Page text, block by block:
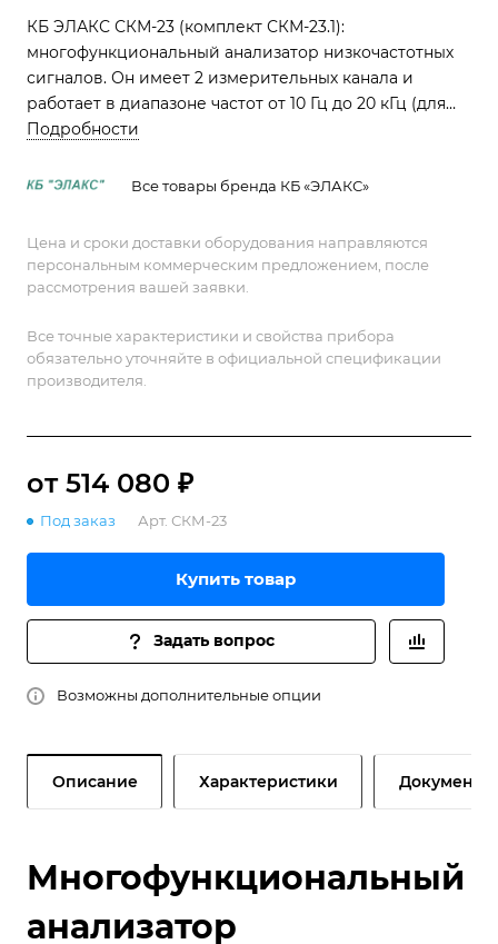
КБ ЭЛАКС СКМ-23 (комплект СКМ-23.1):
многофункциональный анализатор низкочастотных
сигналов. Он имеет 2 измерительных канала и
работает в диапазоне частот от 10 Гц до 20 кГц (для
напряжения). Прибор обеспечивает спектральный,
частоте 1 или 8 Гц. Идеален для оценки маломощных
Подробности
Все товары бренда КБ «ЭЛАКС»
Цена и сроки доставки оборудования направляются
персональным коммерческим предложением, после
рассмотрения вашей заявки.
Все точные характеристики и свойства прибора
обязательно уточняйте в официальной спецификации
производителя.
от 514 080 ₽
Под заказ Арт. СКМ-23
Купить товар
Задать вопрос
Возможны дополнительные опции
Описание Характеристики Документы
Многофункциональный
анализатор